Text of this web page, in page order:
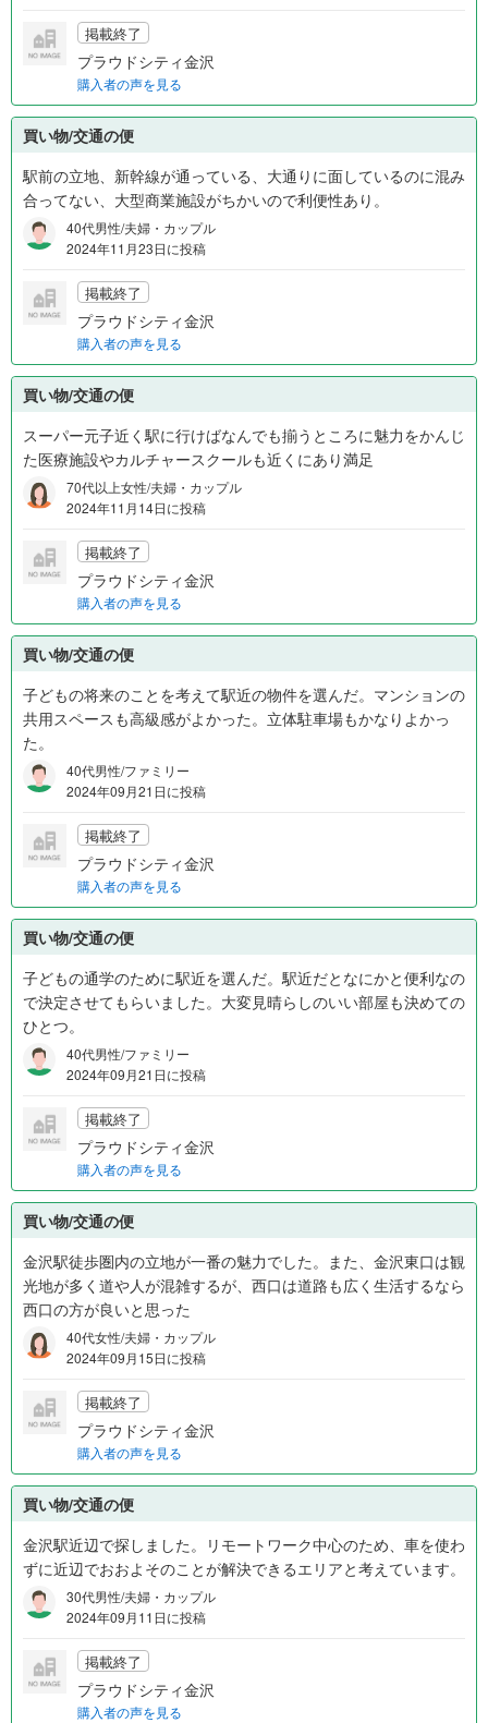
掲載終了
プラウドシティ金沢
購入者の声を見る
買い物/交通の便
駅前の立地、新幹線が通っている、大通りに面しているのに混み
合ってない、大型商業施設がちかいので利便性あり。
40代男性/夫婦・カップル
2024年11月23日に投稿
掲載終了
プラウドシティ金沢
購入者の声を見る
買い物/交通の便
スーパー元子近く駅に行けばなんでも揃うところに魅力をかんじ
た医療施設やカルチャースクールも近くにあり満足
70代以上女性/夫婦・カップル
2024年11月14日に投稿
掲載終了
プラウドシティ金沢
購入者の声を見る
買い物/交通の便
子どもの将来のことを考えて駅近の物件を選んだ。マンションの
共用スペースも高級感がよかった。立体駐車場もかなりよかっ
た。
40代男性/ファミリー
2024年09月21日に投稿
掲載終了
プラウドシティ金沢
購入者の声を見る
買い物/交通の便
子どもの通学のために駅近を選んだ。駅近だとなにかと便利なの
で決定させてもらいました。大変見晴らしのいい部屋も決めての
ひとつ。
40代男性/ファミリー
2024年09月21日に投稿
掲載終了
プラウドシティ金沢
購入者の声を見る
買い物/交通の便
金沢駅徒歩圏内の立地が一番の魅力でした。また、金沢東口は観
光地が多く道や人が混雑するが、西口は道路も広く生活するなら
西口の方が良いと思った
40代女性/夫婦・カップル
2024年09月15日に投稿
掲載終了
プラウドシティ金沢
購入者の声を見る
買い物/交通の便
金沢駅近辺で探しました。リモートワーク中心のため、車を使わ
ずに近辺でおおよそのことが解決できるエリアと考えています。
30代男性/夫婦・カップル
2024年09月11日に投稿
掲載終了
プラウドシティ金沢
購入者の声を見る